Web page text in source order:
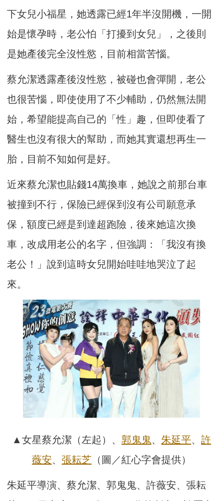
下女兒小福星，她透露已經1年半沒開機，一開
始是懷孕時，老公怕「打擾到女兒」，之後則
是她產後完全沒性慾，目前相當苦惱。
蔡允潔透露產後沒性慾，被碰也會彈開，老公
也很苦惱，即使使用了不少輔助，仍然無法開
始，希望能提高自己的「性」趣，但即使看了
醫生也沒有很大的幫助，而她其實還想再生一
胎，目前不知如何是好。
近來蔡允潔也貼錢14萬換車，她說之前那台車
被撞到不行，保險已經保到沒有公司願意承
保，額度已經是到達超跑險，後來她這次換
車，改成用老公的名字，但強調：「我沒有換
老公！」說到這時女兒開始哇哇地哭泣了起
來。
▲女星蔡允潔（左起）、 郭鬼鬼、 朱延平、 許
薇安、 張耘芝 （圖／紅心字會提供）
朱延平導演、蔡允潔、郭鬼鬼、許薇安、張耘